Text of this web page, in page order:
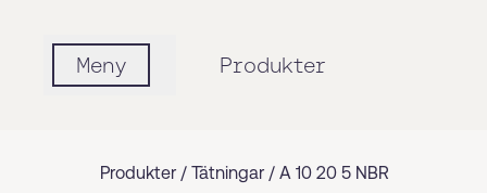
Meny Produkter
Produkter / Tätningar / A 10 20 5 NBR